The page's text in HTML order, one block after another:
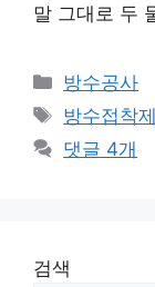
말 그대로 두
카
테
고
리
방수공사
태
그
방수접착제
댓글 4개
검색